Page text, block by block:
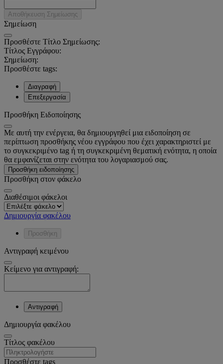
Αποθήκευση Σημείωσης
Σημείωση
Προσθέστε Τίτλο Σημείωσης:
Τίτλος Εγγράφου:
Σημείωση:
Προσθέστε tags:
Διαγραφή
Επεξεργασία
Προσθήκη Ειδοποίησης
Με αυτή την ενέργεια, θα δημιουργηθεί μια ειδοποίηση σε
περίπτωση προσθήκης νέου εγγράφου που έχει χαρακτηριστεί με
το συγκεκριμένο tag ή τη συγκεκριμένη θεματική ενότητα, η οποία
θα εμφανίζεται στην ενότητα του λογαριασμού σας.
Προσθήκη ειδοποίησης
Προσθήκη στον φάκελο
Διαθέσιμοι φάκελοι
Δημιουργία φακέλου
Προσθήκη
Αντιγραφή κειμένου
Κείμενο για αντιγραφή:
Αντιγραφή
Δημιουργία φακέλου
Tίτλος φακέλου
Προσθέστε tags